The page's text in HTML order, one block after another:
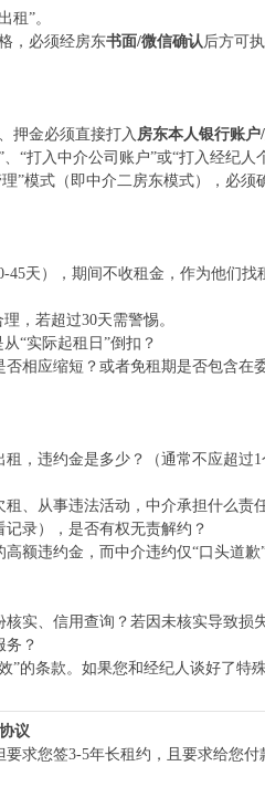
租”。
，必须经房东书面/微信确认后方可
押金必须直接打入 房东本人银行账
“打入中介公司账户”或“打入经纪人
”模式（即中介二房东模式），必
45天），期间不收租金，作为他们找
理，若超过30天需警惕。
“实际起租日”倒扣？
否相应缩短？或者免租期是否包含
，违约金是多少？（通常不应超过1
、从事违法活动，中介承担什么责
录），是否有权无责解约？
高额违约金，而中介违约仅“口头道
核实、信用查询？若因未核实导致损
务？
”的条款。如果您和经纪人谈好了特
议
要求您签3-5年长租约，且要求给您